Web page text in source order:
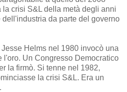
crisi S&L della metà degli anni
da parte del governo
Helms nel 1980 invocò una
l'oro. Un Congresso Democratico
la firmò. Si tenne nel 1982,
la crisi S&L. Era un